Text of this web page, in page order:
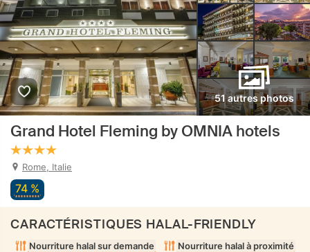
51 autres photos
Grand Hotel Fleming by OMNIA hotels
Rome, Italie
74 %
CARACTÉRISTIQUES HALAL-FRIENDLY
Nourriture halal sur demande
Nourriture halal à proximité